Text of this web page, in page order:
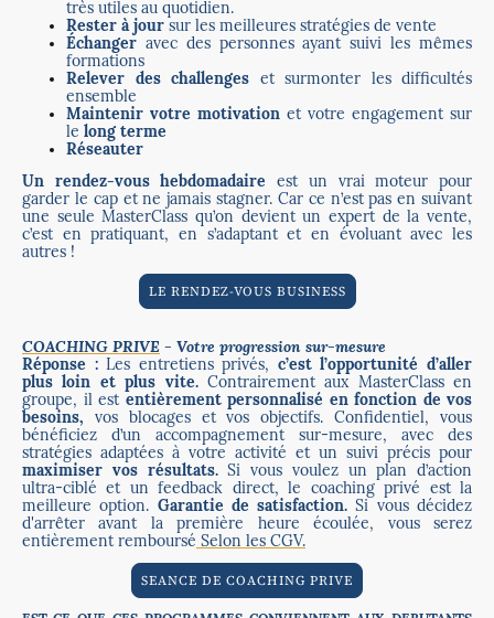
très utiles au quotidien.
Rester à jour sur les meilleures stratégies de vente
Échanger avec des personnes ayant suivi les mêmes
formations
Relever des challenges et surmonter les difficultés
ensemble
Maintenir votre motivation et votre engagement sur
le long terme
Réseauter
Un rendez-vous hebdomadaire est un vrai moteur pour
garder le cap et ne jamais stagner. Car ce n’est pas en suivant
une seule MasterClass qu’on devient un expert de la vente,
c’est en pratiquant, en s’adaptant et en évoluant avec les
autres !
LE RENDEZ-VOUS BUSINESS
COACHING PRIVE - Votre progression sur-mesure
Réponse :Les entretiens privés, c’est l’opportunité d’aller
plus loin et plus vite.Contrairement aux MasterClass en
groupe, il est entièrement personnalisé en fonction de vos
besoins, vos blocages et vos objectifs. Confidentiel, vous
bénéficiez d’un accompagnement sur-mesure, avec des
stratégies adaptées à votre activité et un suivi précis pour
maximiser vos résultats.Si vous voulez un plan d’action
ultra-ciblé et un feedback direct, le coaching privé est la
meilleure option. Garantie de satisfaction. Si vous décidez
d'arrêter avant la première heure écoulée, vous serez
entièrement remboursé Selon les CGV.
SEANCE DE COACHING PRIVE